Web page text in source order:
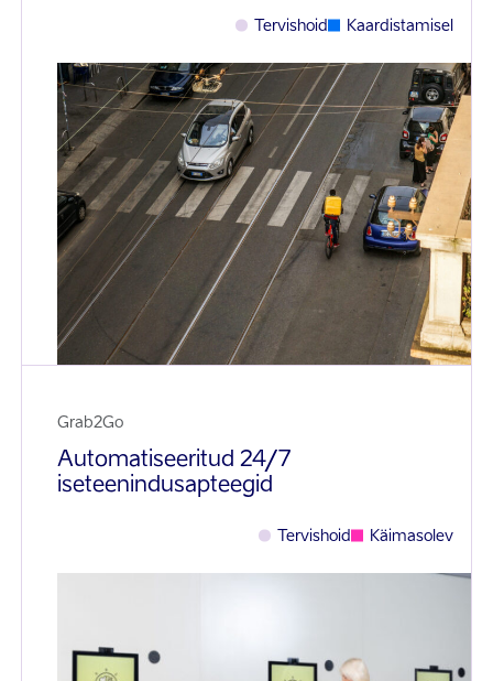
Tervishoid Kaardistamisel
Grab2Go
Automatiseeritud 24/7
iseteenindusapteegid
Tervishoid Käimasolev